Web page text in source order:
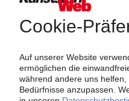
Namen und Köpfe
1.839
Branche
11
Kommentare
42
Interviews